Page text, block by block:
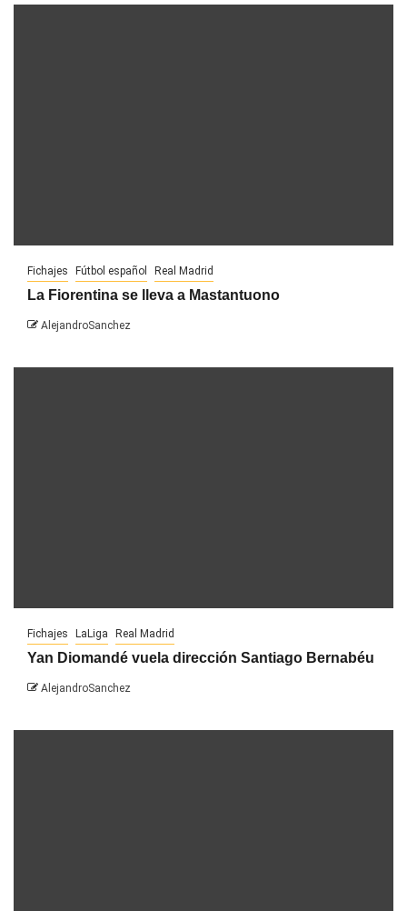
Fichajes Fútbol español Real Madrid
La Fiorentina se lleva a Mastantuono
AlejandroSanchez
Fichajes LaLiga Real Madrid
Yan Diomandé vuela dirección Santiago Bernabéu
AlejandroSanchez